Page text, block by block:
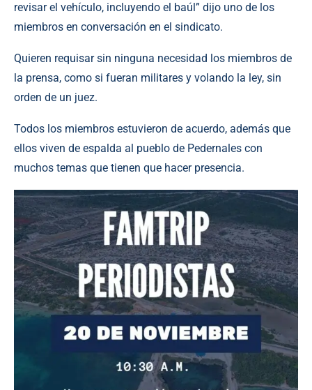
revisar el vehículo, incluyendo el baúl” dijo uno de los
miembros en conversación en el sindicato.
Quieren requisar sin ninguna necesidad los miembros de
la prensa, como si fueran militares y volando la ley, sin
orden de un juez.
Todos los miembros estuvieron de acuerdo, además que
ellos viven de espalda al pueblo de Pedernales con
muchos temas que tienen que hacer presencia.